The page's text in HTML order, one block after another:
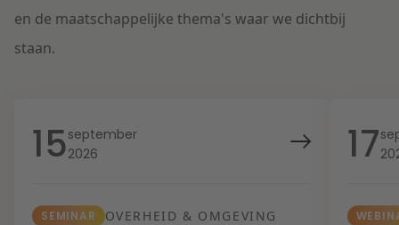
en de maatschappelijke thema's waar we dichtbij
staan.
15september
2026
SEMINAR OVERHEID & OMGEVING
17